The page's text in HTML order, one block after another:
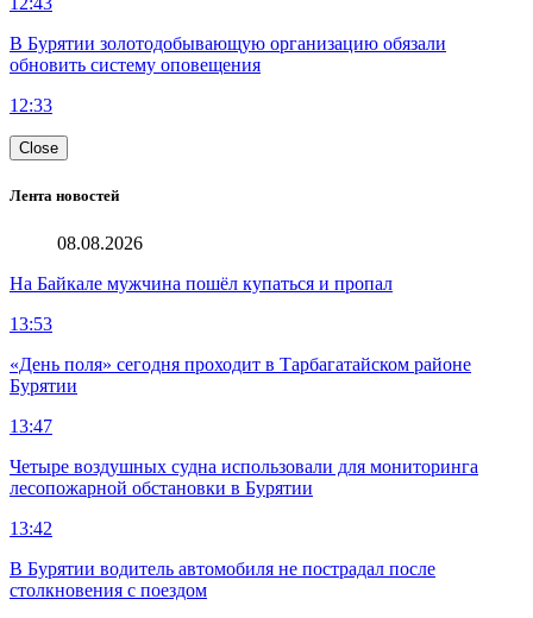
В Бурятии золотодобывающую организацию обязали
обновить систему оповещения
12:33
Close
Лента новостей
08.08.2026
На Байкале мужчина пошёл купаться и пропал
13:53
«День поля» сегодня проходит в Тарбагатайском районе
Бурятии
13:47
Четыре воздушных судна использовали для мониторинга
лесопожарной обстановки в Бурятии
13:42
В Бурятии водитель автомобиля не пострадал после
столкновения с поездом